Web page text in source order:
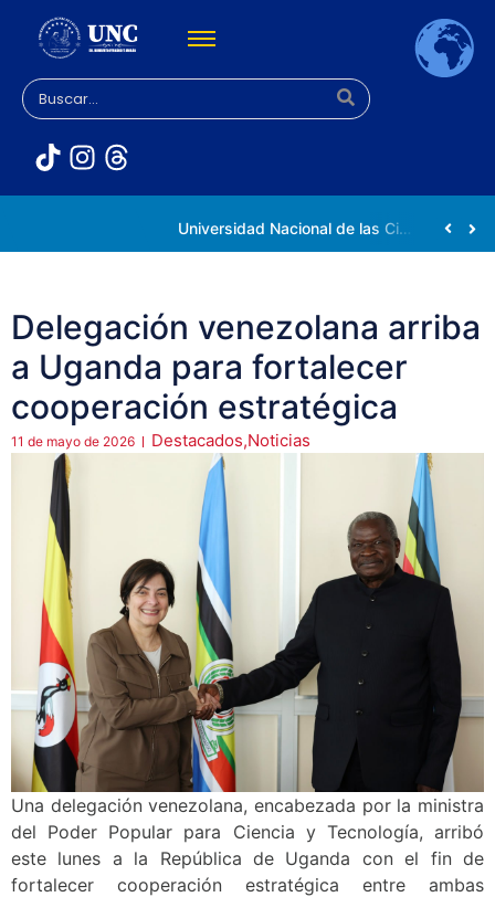
Universidad Nacional de las Ciencias impulsa vocaciones científicas en la Expoferia de Oportunidades de Estudio 2026
Delegación venezolana arriba
a Uganda para fortalecer
cooperación estratégica
11 de mayo de 2026 Destacados,Noticias
Una delegación venezolana, encabezada por la ministra
del Poder Popular para Ciencia y Tecnología, arribó
este lunes a la República de Uganda con el fin de
fortalecer cooperación estratégica entre ambas